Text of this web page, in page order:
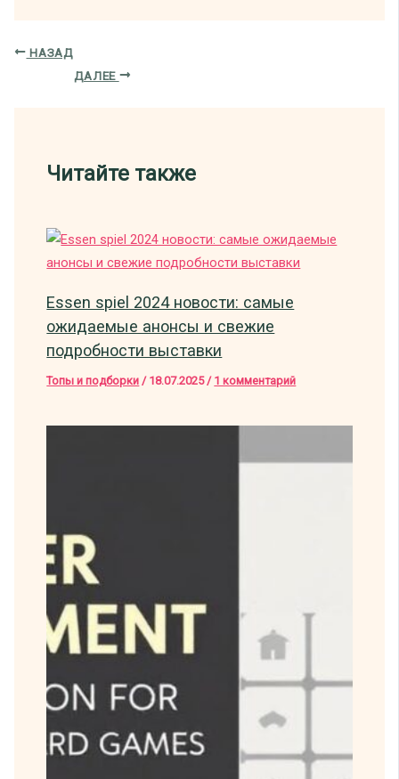
НАЗАД
ДАЛЕЕ
Читайте также
Essen spiel 2024 новости: самые
ожидаемые анонсы и свежие
подробности выставки
Топы и подборки / 18.07.2025/ 1 комментарий